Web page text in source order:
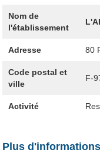
Nom de
l'établissement
Adresse 80
Code postal et
ville
F-
Activité
Plus